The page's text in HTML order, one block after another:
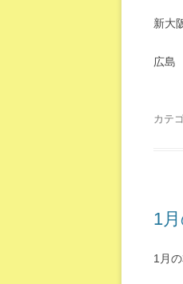
新大
広島
カテ
1
1月